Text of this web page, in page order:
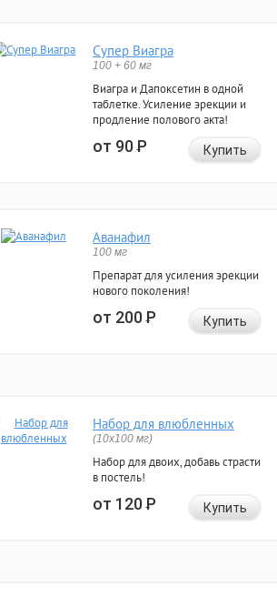
Супер Виагра
100 + 60 мг
Виагра и Дапоксетин в одной
таблетке. Усиление эрекции и
продление полового акта!
от 90Р Купить
Аванафил
100 мг
Препарат для усиления эрекции
нового поколения!
от 200Р Купить
Набор для влюбленных
(10х100 мг)
Набор для двоих, добавь страсти
в постель!
от 120Р Купить